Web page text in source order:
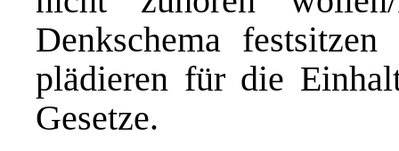
Denkschema
plädieren für die
Gesetze.